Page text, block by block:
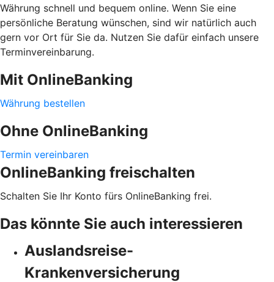
Währung schnell und bequem online. Wenn Sie eine
persönliche Beratung wünschen, sind wir natürlich auch
gern vor Ort für Sie da. Nutzen Sie dafür einfach unsere
Terminvereinbarung.
Mit OnlineBanking
Währung bestellen
Ohne OnlineBanking
Termin vereinbaren
OnlineBanking freischalten
Schalten Sie Ihr Konto fürs OnlineBanking frei.
Das könnte Sie auch interessieren
Auslandsreise-
Krankenversicherung